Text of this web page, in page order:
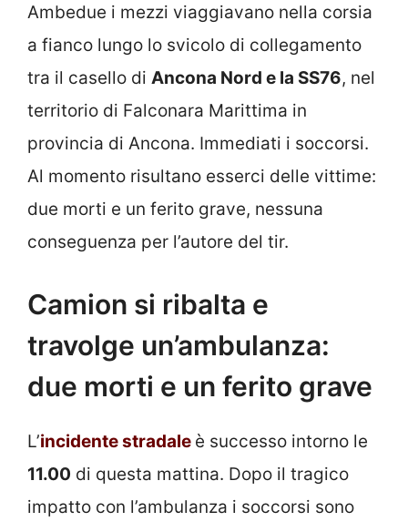
Ambedue i mezzi viaggiavano nella corsia
a fianco lungo lo svicolo di collegamento
tra il casello di Ancona Nord e la SS76, nel
territorio di Falconara Marittima in
provincia di Ancona. Immediati i soccorsi.
Al momento risultano esserci delle vittime:
due morti e un ferito grave, nessuna
conseguenza per l’autore del tir.
Camion si ribalta e
travolge un’ambulanza:
due morti e un ferito grave
L’incidente stradale è successo intorno le
11.00 di questa mattina. Dopo il tragico
impatto con l’ambulanza i soccorsi sono